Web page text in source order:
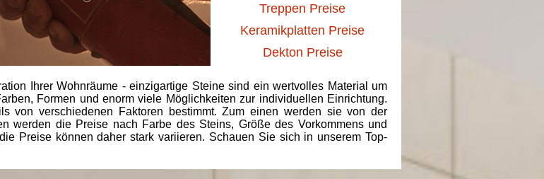
Treppen Preise
Keramikplatten Preise
Dekton Preise
Ihrer Wohnräume - einzigartige Steine sind ein wertvolles Material um
Formen und enorm viele Möglichkeiten zur individuellen Einrichtung.
von verschiedenen Faktoren bestimmt. Zum einen werden sie von der
werden die Preise nach Farbe des Steins, Größe des Vorkommens und
Preise können daher stark variieren. Schauen Sie sich in unserem Top-